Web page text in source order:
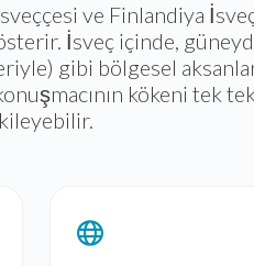
ve Finlandiya
İsveç içinde,
gibi bölgesel
kökeni tek